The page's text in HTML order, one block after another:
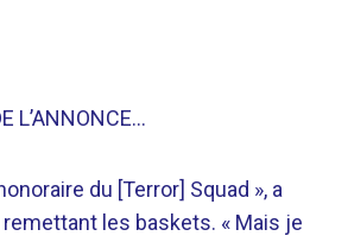
L’ANNONCE…
du [Terror] Squad », a
les baskets. « Mais je